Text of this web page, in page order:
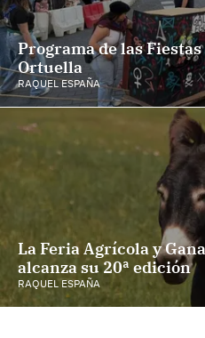
Programa de las
Ortuella
RAQUEL ESPAÑA
La Feria Agrícola y
alcanza su 20ª edición
RAQUEL ESPAÑA